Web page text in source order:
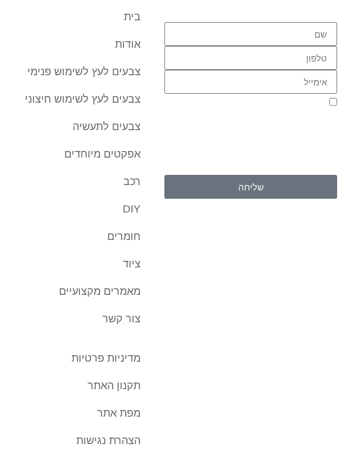
שליחה
בית
אודות
צבעים לעץ לשימוש פנימי
צבעים לעץ לשימוש חיצוני
צבעים לתעשיה
אפקטים מיוחדים
רכב
DIY
חומרים
ציוד
מאמרים מקצועיים
צור קשר
מדיניות פרטיות
תקנון האתר
מפת אתר
הצהרת נגישות